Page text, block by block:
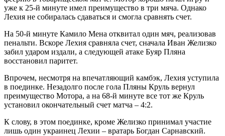
уже к 25-й минуте имел преимущество в три мяча. Однако
Лехия не собиралась сдаваться и смогла сравнять счет.
На 50-й минуте Камило Мена отквитал один мяч, реализовав
пенальти. Вскоре Лехия сравняла счет, сначала Иван Желизко
забил ударом издали, а следующей атаке Буяр Пляна
восстановил паритет.
Впрочем, несмотря на впечатляющий камбэк, Лехия уступила
в поединке. Незадолго после гола Пляны Круль вернул
преимущество Мотора, а на 68-й минуте все тот же Круль
установил окончательный счет матча – 4:2.
К слову, в этом поединке, кроме Желизко принимал участие
лишь один украинец Лехии – вратарь Богдан Сарнавский.